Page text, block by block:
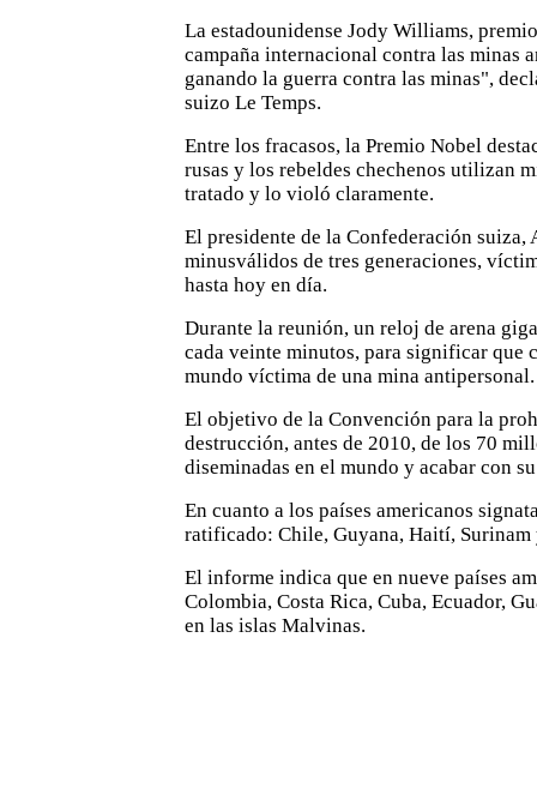
La estadounidense Jody Williams,
campaña internacional contra las minas
ganando la guerra contra las minas",
suizo Le Temps.
Entre los fracasos, la Premio Nobel
rusas y los rebeldes chechenos utilizan
tratado y lo violó claramente.
El presidente de la Confederación
minusválidos de tres generaciones,
hasta hoy en día.
Durante la reunión, un reloj de arena
cada veinte minutos, para significar que
mundo víctima de una mina antipersonal.
El objetivo de la Convención para la
destrucción, antes de 2010, de los 70
diseminadas en el mundo y acabar con
En cuanto a los países americanos
ratificado: Chile, Guyana, Haití, Surinam
El informe indica que en nueve países
Colombia, Costa Rica, Cuba, Ecuador,
en las islas Malvinas.